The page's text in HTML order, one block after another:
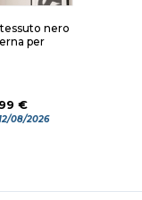
nero
per
€
08/2026